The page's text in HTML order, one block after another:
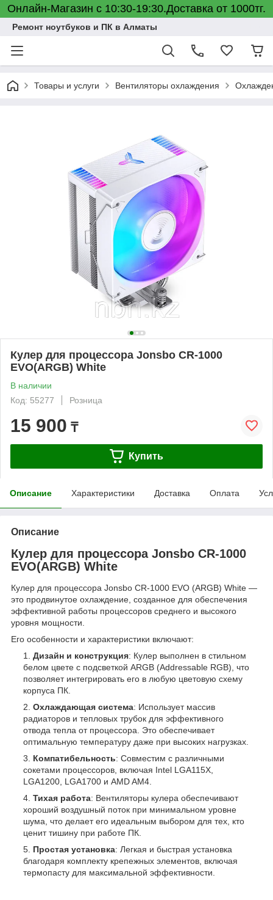
Онлайн-Магазин с 10:30-19:30.Доставка от 1000тг.
Ремонт ноутбуков и ПК в Алматы
Товары и услуги Вентиляторы охлаждения
Кулер для процессора Jonsbo CR-1000
EVO(ARGB) White
В наличии
Код: 55277
Розница
15 900 ₸
Купить
Описание Характеристики Доставка Оплата
Описание
Кулер для процессора Jonsbo CR-1000
EVO(ARGB) White
Кулер для процессора Jonsbo CR-1000 EVO (ARGB) White —
это продвинутое охлаждение, созданное для обеспечения
эффективной работы процессоров среднего и высокого
уровня мощности.
Его особенности и характеристики включают:
Дизайн и конструкция: Кулер выполнен в стильном
белом цвете с подсветкой ARGB (Addressable RGB), что
позволяет интегрировать его в любую цветовую схему
корпуса ПК.
Охлаждающая система: Использует массив
радиаторов и тепловых трубок для эффективного
отвода тепла от процессора. Это обеспечивает
оптимальную температуру даже при высоких нагрузках.
Компатибельность: Совместим с различными
сокетами процессоров, включая Intel LGA115X,
LGA1200, LGA1700 и AMD AM4.
Тихая работа: Вентиляторы кулера обеспечивают
хороший воздушный поток при минимальном уровне
шума, что делает его идеальным выбором для тех, кто
ценит тишину при работе ПК.
Простая установка: Легкая и быстрая установка
благодаря комплекту крепежных элементов, включая
термопасту для максимальной эффективности.